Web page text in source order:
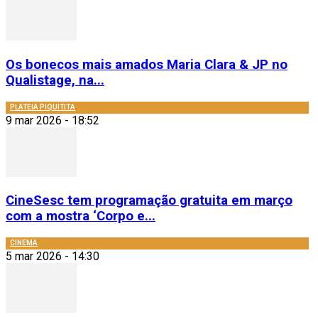
Os bonecos mais amados Maria Clara & JP no
Qualistage, na...
PLATEIA PIQUITITA
9 mar 2026 - 18:52
CineSesc tem programação gratuita em março
com a mostra ‘Corpo e...
CINEMA
5 mar 2026 - 14:30